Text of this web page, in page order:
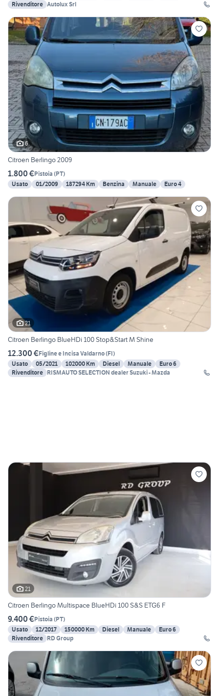
Rivenditore Autolux Srl
6
Citroen Berlingo 2009
1.800 €Pistoia (PT)
Usato
01/2009 187294 Km Benzina Manuale Euro 4
21
Citroen Berlingo BlueHDi 100 Stop&Start M Shine
12.300 €Figline e Incisa Valdarno(FI)
Usato
05/2021 102000 Km Diesel Manuale
Euro 6
Rivenditore RISMAUTO SELECTION dealer Suzuki - Mazda
21
Citroen Berlingo Multispace BlueHDi 100 S&S ETG6 F
9.400 €Pistoia (PT)
Usato
12/2017 150000 Km Diesel Manuale
Euro 6
Rivenditore RD Group